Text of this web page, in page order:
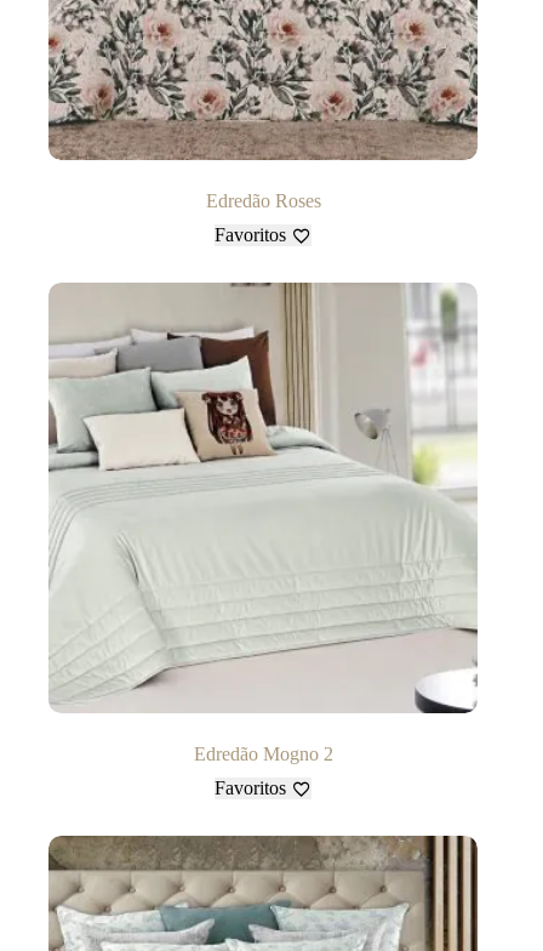
Edredão Roses
Favoritos
Edredão Mogno 2
Favoritos